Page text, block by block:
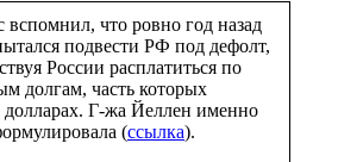
вспомнил, что ровно год назад
подвести РФ под дефолт,
России расплатиться по
долгам, часть которых
Г-жа Йеллен именно
(ссылка).